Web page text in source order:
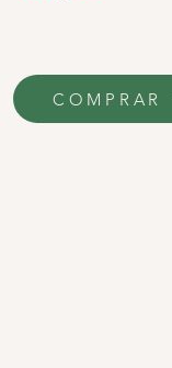
COMPRAR